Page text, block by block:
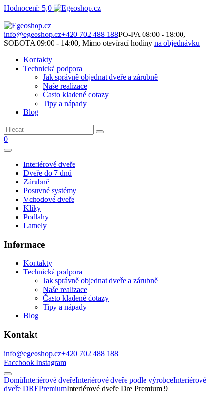
Hodnocení: 5,0
info@egeoshop.cz+420 702 488 188PO-PA 08:00 - 18:00,
SOBOTA 09:00 - 14:00, Mimo otevírací hodiny na objednávku
Kontakty
Technická podpora
Jak správně objednat dveře a zárubně
Naše realizace
Často kladené dotazy
Tipy a nápady
Blog
0
Interiérové dveře
Dveře do 7 dnů
Zárubně
Posuvné systémy
Vchodové dveře
Kliky
Podlahy
Lamely
Informace
Kontakty
Technická podpora
Jak správně objednat dveře a zárubně
Naše realizace
Často kladené dotazy
Tipy a nápady
Blog
Kontakt
info@egeoshop.cz+420 702 488 188
Facebook Instagram
DomůInteriérové dveřeInteriérové dveře podle výrobceInteriérové
dveře DREPremiumInteriérové dveře Dre Premium 9